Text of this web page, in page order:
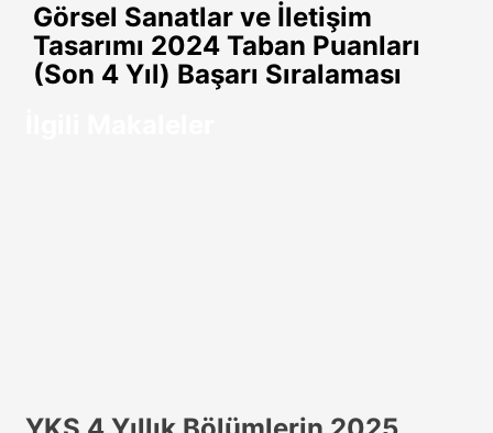
Görsel Sanatlar ve İletişim
Tasarımı 2024 Taban Puanları
(Son 4 Yıl) Başarı Sıralaması